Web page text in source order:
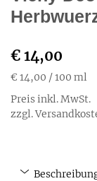
€ 14,00
€ 14,00 / 100 ml
Preis inkl. MwSt.
zzgl.